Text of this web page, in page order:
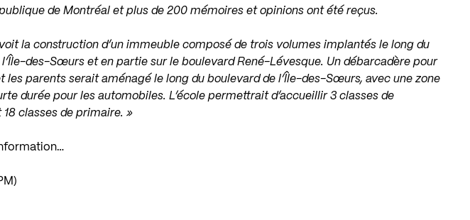
de Montréal et plus de 200 mémoires et opinions ont été reçus.
la construction d’un immeuble composé de trois volumes implantés le long du
des-Sœurs et en partie sur le boulevard René-Lévesque. Un débarcadère pour
les parents serait aménagé le long du boulevard de l’Île-des-Sœurs, avec une zone
durée pour les automobiles. L’école permettrait d’accueillir 3 classes de
classes de primaire. »